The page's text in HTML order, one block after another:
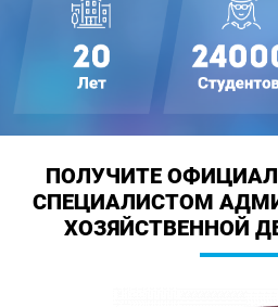
ПОЛУЧИТЕ
СПЕЦИАЛИСТОМ
ХОЗЯЙСТВЕННОЙ